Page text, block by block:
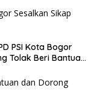
PSI Kota Bogor
Tolak Beri Bantuan